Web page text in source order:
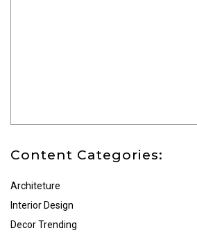
Content Categories:
Architeture
Interior Design
Decor Trending